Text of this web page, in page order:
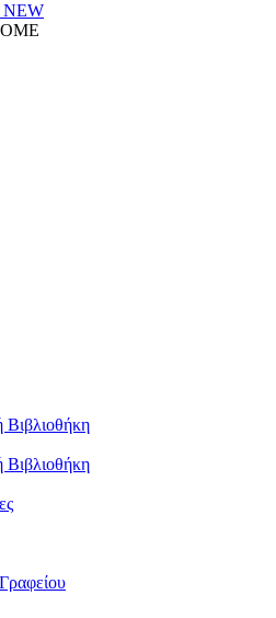
NEW
Βιβλιοθήκη
Βιβλιοθήκη